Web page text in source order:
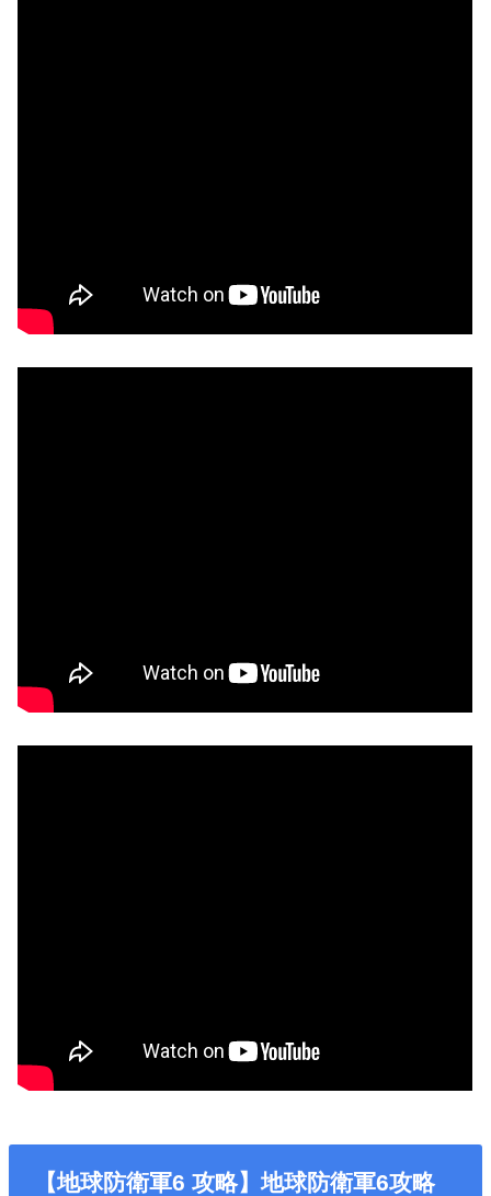
【地球防衛軍6 攻略】地球防衛軍6攻略